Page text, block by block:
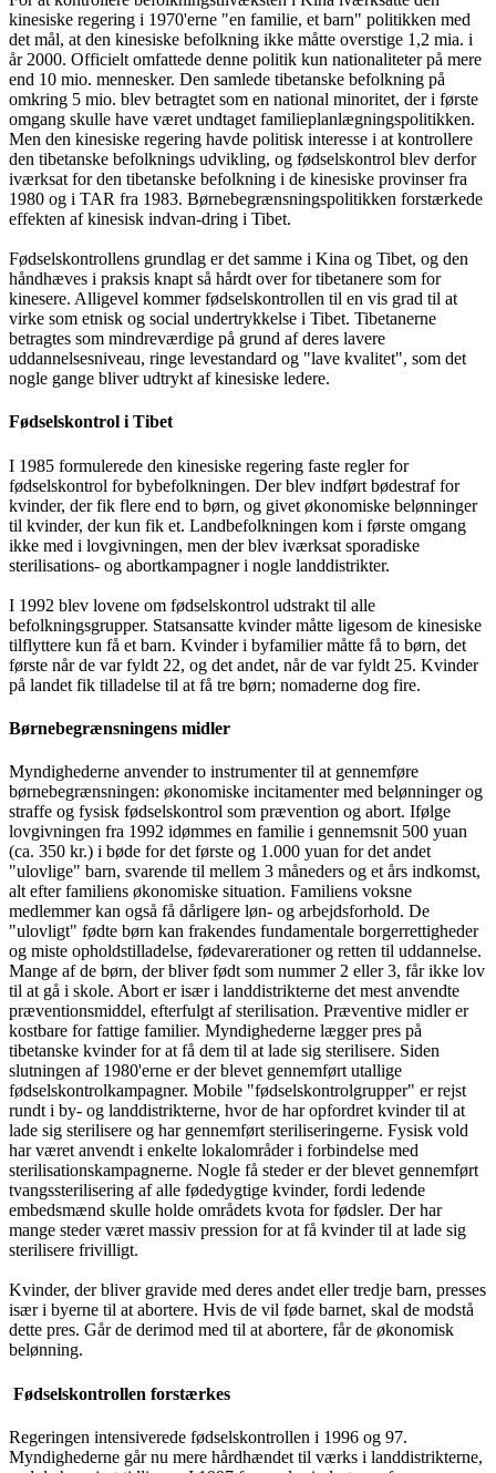
kinesiske regering i 1970'erne "en familie, et barn" politikken med
det mål, at den kinesiske befolkning ikke måtte overstige 1,2 mia. i
år 2000. Officielt omfattede denne politik kun nationaliteter på mere
end 10 mio. mennesker. Den samlede tibetanske befolkning på
omkring 5 mio. blev betragtet som en national minoritet, der i første
omgang skulle have været undtaget familieplanlægningspolitikken.
Men den kinesiske regering havde politisk interesse i at kontrollere
den tibetanske befolknings udvikling, og fødselskontrol blev derfor
iværksat for den tibetanske befolkning i de kinesiske provinser fra
1980 og i TAR fra 1983. Børnebegrænsningspolitikken forstærkede
effekten af kinesisk indvan-dring i Tibet.
Fødselskontrollens grundlag er det samme i Kina og Tibet, og den
håndhæves i praksis knapt så hårdt over for tibetanere som for
kinesere. Alligevel kommer fødselskontrollen til en vis grad til at
virke som etnisk og social undertrykkelse i Tibet. Tibetanerne
betragtes som mindreværdige på grund af deres lavere
uddannelsesniveau, ringe levestandard og "lave kvalitet", som det
nogle gange bliver udtrykt af kinesiske ledere.
Fødselskontrol i Tibet
I 1985 formulerede den kinesiske regering faste regler for
fødselskontrol for bybefolkningen. Der blev indført bødestraf for
kvinder, der fik flere end to børn, og givet økonomiske belønninger
til kvinder, der kun fik et. Landbefolkningen kom i første omgang
ikke med i lovgivningen, men der blev iværksat sporadiske
sterilisations- og abortkampagner i nogle landdistrikter.
I 1992 blev lovene om fødselskontrol udstrakt til alle
befolkningsgrupper. Statsansatte kvinder måtte ligesom de kinesiske
tilflyttere kun få et barn. Kvinder i byfamilier måtte få to børn, det
første når de var fyldt 22, og det andet, når de var fyldt 25. Kvinder
på landet fik tilladelse til at få tre børn; nomaderne dog fire.
Børnebegrænsningens midler
Myndighederne anvender to instrumenter til at gennemføre
børnebegrænsningen: økonomiske incitamenter med belønninger og
straffe og fysisk fødselskontrol som prævention og abort. Ifølge
lovgivningen fra 1992 idømmes en familie i gennemsnit 500 yuan
(ca. 350 kr.) i bøde for det første og 1.000 yuan for det andet
"ulovlige" barn, svarende til mellem 3 måneders og et års indkomst,
alt efter familiens økonomiske situation. Familiens voksne
medlemmer kan også få dårligere løn- og arbejdsforhold. De
"ulovligt" fødte børn kan frakendes fundamentale borgerrettigheder
og miste opholdstilladelse, fødevarerationer og retten til uddannelse.
Mange af de børn, der bliver født som nummer 2 eller 3, får ikke lov
til at gå i skole. Abort er især i landdistrikterne det mest anvendte
præventionsmiddel, efterfulgt af sterilisation. Præventive midler er
kostbare for fattige familier. Myndighederne lægger pres på
tibetanske kvinder for at få dem til at lade sig sterilisere. Siden
slutningen af 1980'erne er der blevet gennemført utallige
fødselskontrolkampagner. Mobile "fødselskontrolgrupper" er rejst
rundt i by- og landdistrikterne, hvor de har opfordret kvinder til at
lade sig sterilisere og har gennemført steriliseringerne. Fysisk vold
har været anvendt i enkelte lokalområder i forbindelse med
sterilisationskampagnerne. Nogle få steder er der blevet gennemført
tvangssterilisering af alle fødedygtige kvinder, fordi ledende
embedsmænd skulle holde områdets kvota for fødsler. Der har
mange steder været massiv pression for at få kvinder til at lade sig
sterilisere frivilligt.
Kvinder, der bliver gravide med deres andet eller tredje barn, presses
især i byerne til at abortere. Hvis de vil føde barnet, skal de modstå
dette pres. Går de derimod med til at abortere, får de økonomisk
belønning.
Fødselskontrollen forstærkes
Regeringen intensiverede fødselskontrollen i 1996 og 97.
Myndighederne går nu mere hårdhændet til værks i landdistrikterne,